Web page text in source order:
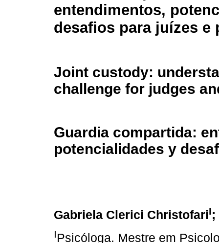
entendimentos,
desafios para juízes e
Joint custody:
challenge for judges
Guardia compartida:
potencialidades y
Gabriela Clerici ChristofariI;
IPsicóloga. Mestre em